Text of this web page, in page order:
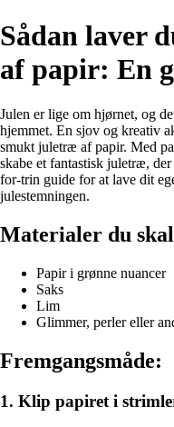
Sådan laver
af papir: En
Julen er lige om hjørnet, og
hjemmet. En sjov og kreativ
smukt juletræ af papir. Med
skabe et fantastisk juletræ,
for-trin guide for at lave dit
julestemningen.
Materialer du
Papir i grønne nuancer
Saks
Lim
Glimmer, perler eller
Fremgangsmåde:
1. Klip papiret i